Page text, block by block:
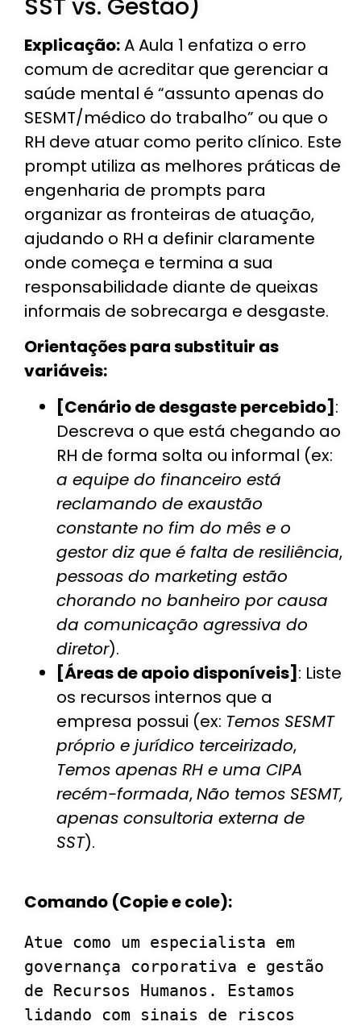
SST vs. Gestão)
Explicação:A Aula 1 enfatiza o erro
comum de acreditar que gerenciar a
saúde mental é “assunto apenas do
SESMT/médico do trabalho” ou que o
RH deve atuar como perito clínico. Este
prompt utiliza as melhores práticas de
engenharia de prompts para
organizar as fronteiras de atuação,
ajudando o RH a definir claramente
onde começa e termina a sua
responsabilidade diante de queixas
informais de sobrecarga e desgaste.
Orientações para substituir as
variáveis:
[Cenário de desgaste percebido]:
Descreva o que está chegando ao
RH de forma solta ou informal (ex:
a equipe do financeiro está
reclamando de exaustão
constante no fim do mês e o
gestor diz que é falta de resiliência,
pessoas do marketing estão
chorando no banheiro por causa
da comunicação agressiva do
diretor).
[Áreas de apoio disponíveis]: Liste
os recursos internos que a
empresa possui (ex: Temos SESMT
próprio e jurídico terceirizado,
Temos apenas RH e uma CIPA
recém-formada,Não temos SESMT,
apenas consultoria externa de
SST).
Comando (Copie e cole):
Atue como um especialista em
governança corporativa e gestão
de Recursos Humanos. Estamos
lidando com sinais de riscos